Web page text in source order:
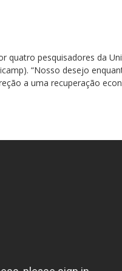
quatro pesquisadores da
“Nosso desejo
a uma recuperação